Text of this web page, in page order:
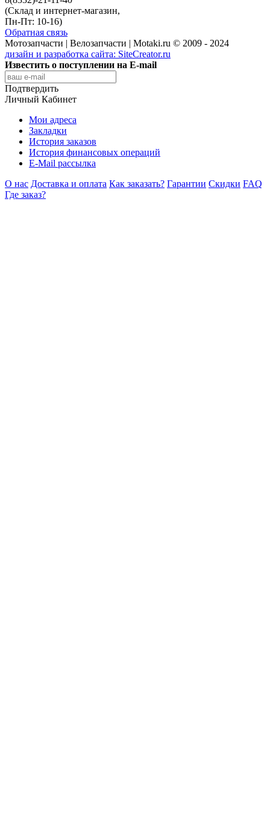
(Склад и интернет-магазин,
Пн-Пт: 10-16)
Обратная связь
Мотозапчасти | Велозапчасти | Motaki.ru © 2009 - 2024
дизайн и разработка сайта: SiteCreator.ru
Известить о поступлении на E-mail
Подтвердить
Личный Кабинет
Мои адреса
Закладки
История заказов
История финансовых операций
E-Mail рассылка
О нас Доставка и оплата Как заказать? Гарантии Скидки FAQ
Где заказ?